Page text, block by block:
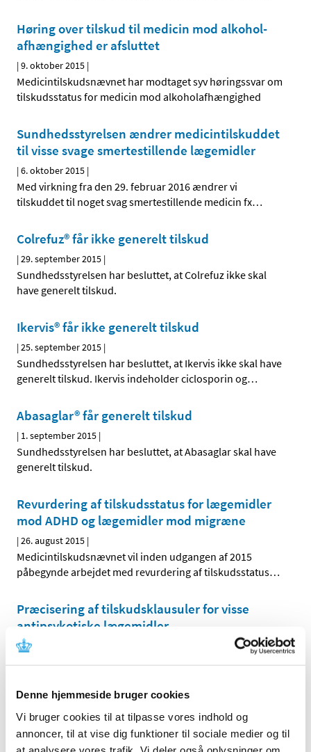
Denne hjemmeside bruger cookies
Vi bruger cookies til at tilpasse vores indhold og
annoncer, til at vise dig funktioner til sociale medier og til
Høring over tilskud til medicin mod alkohol­
afhængighed er afsluttet
|9. oktober 2015 |
Medicintilskudsnævnet har modtaget syv høringssvar om
tilskudsstatus for medicin mod alkoholafhængighed
Sundhedsstyrelsen ændrer medicintilskuddet
til visse svage smertestillende lægemidler
|6. oktober 2015 |
Med virkning fra den 29. februar 2016 ændrer vi
tilskuddet til noget svag smertestillende medicin fx…
Colrefuz® får ikke generelt tilskud
|29. september 2015 |
Sundhedsstyrelsen har besluttet, at Colrefuz ikke skal
have generelt tilskud.
Ikervis® får ikke generelt tilskud
|25. september 2015 |
Sundhedsstyrelsen har besluttet, at Ikervis ikke skal have
generelt tilskud. Ikervis indeholder ciclosporin og…
Abasaglar® får generelt tilskud
| 1. september 2015 |
Sundhedsstyrelsen har besluttet, at Abasaglar skal have
generelt tilskud.
Revurdering af tilskudsstatus for lægemidler
mod ADHD og lægemidler mod migræne
|26. august 2015 |
Medicintilskudsnævnet vil inden udgangen af 2015
påbegynde arbejdet med revurdering af tilskudsstatus…
Præcisering af tilskudsklausuler for visse
antipsykotiske lægemidler
|3. august 2015
Fra den 31. august 2015 vil tilskudsklausulerne for visse
Spiolto Respimat® får generelt tilskud
|23. juni 2015|